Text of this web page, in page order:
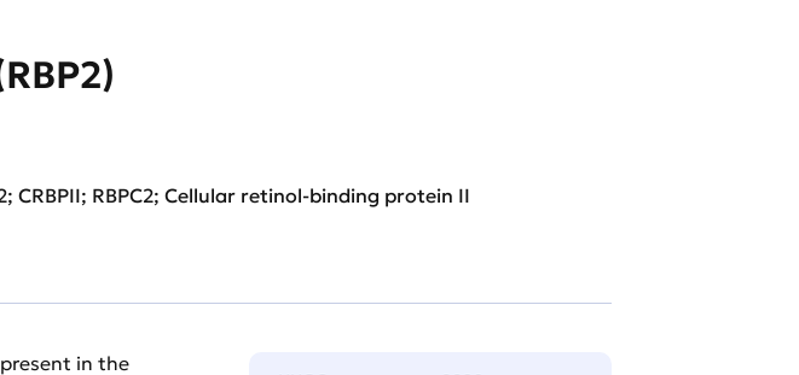
CRBPII; RBPC2; Cellular retinol-binding protein II
in the